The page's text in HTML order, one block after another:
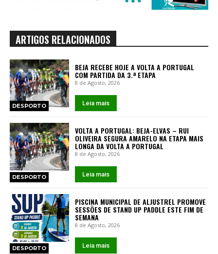
ARTIGOS RELACIONADOS
DESPORTO
BEJA RECEBE HOJE A VOLTA A PORTUGAL
COM PARTIDA DA 3.ª ETAPA
8 de Agosto, 2026
Leia mais
DESPORTO
VOLTA A PORTUGAL: BEJA-ELVAS – RUI
OLIVEIRA SEGURA AMARELO NA ETAPA MAIS
LONGA DA VOLTA A PORTUGAL
8 de Agosto, 2026
Leia mais
DESPORTO
PISCINA MUNICIPAL DE ALJUSTREL PROMOVE
SESSÕES DE STAND UP PADDLE ESTE FIM DE
SEMANA
8 de Agosto, 2026
Leia mais